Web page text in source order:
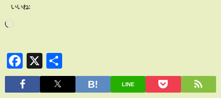
いいね:
Facebook
X
有
LINE